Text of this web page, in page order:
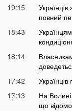
19:15
повний
18:43
18:14
17:42
17:13
На
що